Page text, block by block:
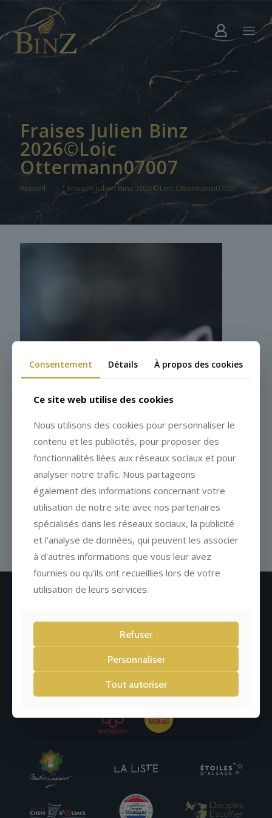
Fraises Julien Binz
2026©Loic
Ottermann07007
Accueil Fraises Julien Binz 2026©Loic Ottermann07007
Consentement Détails À propos des cookies
Ce site web utilise des cookies
Nous utilisons des cookies pour personnaliser le
contenu et les publicités, pour proposer des
fonctionnalités liées aux réseaux sociaux et pour
analyser notre trafic. Nous partageons
également des informations concernant votre
utilisation de notre site avec nos partenaires
spécialisés dans les réseaux sociaux, la publicité
et l'analyse de données, qui peuvent les associer
à d'autres informations que vous leur avez
fournies ou qu'ils ont recueillies lors de votre
utilisation de leurs services.
Refuser
Personnaliser
Tout autoriser